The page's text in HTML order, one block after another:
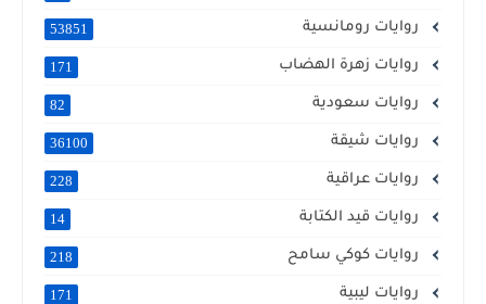
روايات رومانسية 53851
روايات زهرة الهضاب 171
روايات سعودية 82
روايات شيقة 36100
روايات عراقية 228
روايات قيد الكتابة 14
روايات كوكي سامح 218
روايات ليبية 171